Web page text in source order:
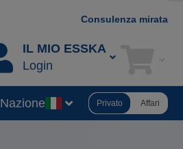
Consulenza mirata
IL MIO ESSKA
Login
Nazione Privato Affari